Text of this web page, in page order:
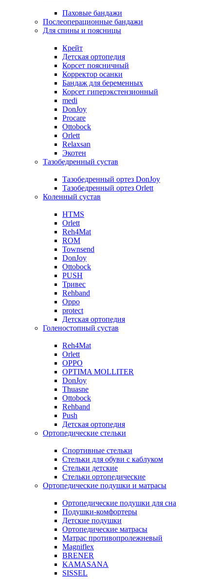
Паховые бандажи
Послеоперационные бандажи
Для спины и поясницы
Крейт
Детская ортопедия
Корсет поясничный
Корректор осанки
Бандаж для беременных
Корсет гиперэкстензионный
medi
DonJoy
Procare
Ottobock
Orlett
Relaxsan
Экотен
Тазобедренный сустав
Тазобедренный ортез DonJoy
Тазобедренный ортез Orlett
Коленный сустав
HTMS
Orlett
Reh4Mat
ROM
Townsend
DonJoy
Ottobock
PUSH
Тривес
Rehband
Oppo
protect
Детская ортопедия
Голеностопный сустав
Reh4Mat
Orlett
OPPO
OPTIMA MOLLITER
DonJoy
Thuasne
Ottobock
Rehband
Push
Детская ортопедия
Ортопедические стельки
Спортивные стельки
Стельки для обуви с каблуком
Стельки детские
Стельки ортопедические
Ортопедические подушки и матрасы
Ортопедические подушки для сна
Подушки-комфортеры
Детские подушки
Ортопедические матрасы
Матрас противопролежневый
Magniflex
BRENER
KAMASANA
SISSEL